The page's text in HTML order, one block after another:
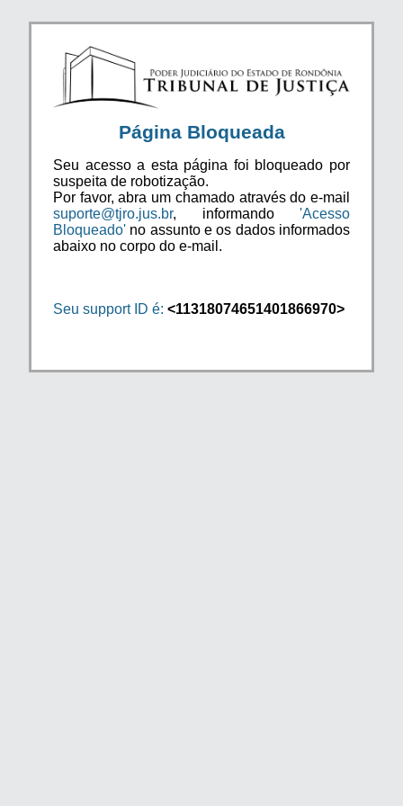
Página Bloqueada
Seu acesso a esta página foi bloqueado por
suspeita de robotização.
Por favor, abra um chamado através do e-mail
suporte@tjro.jus.br, informando 'Acesso
Bloqueado' no assunto e os dados informados
abaixo no corpo do e-mail.
Seu support ID é: <11318074651401866970>